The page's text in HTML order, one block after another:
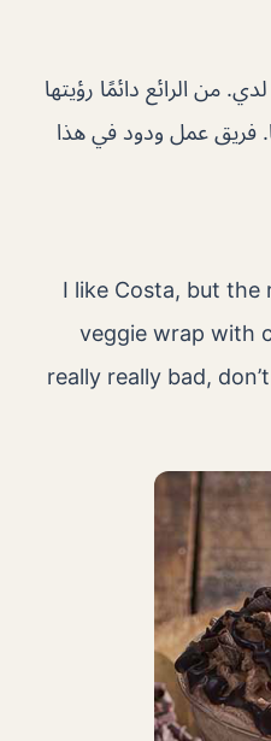
من الرائع دائمًا رؤيتها
فريق عمل ودود في هذا
I like Costa, but
veggie wrap with
really really bad,